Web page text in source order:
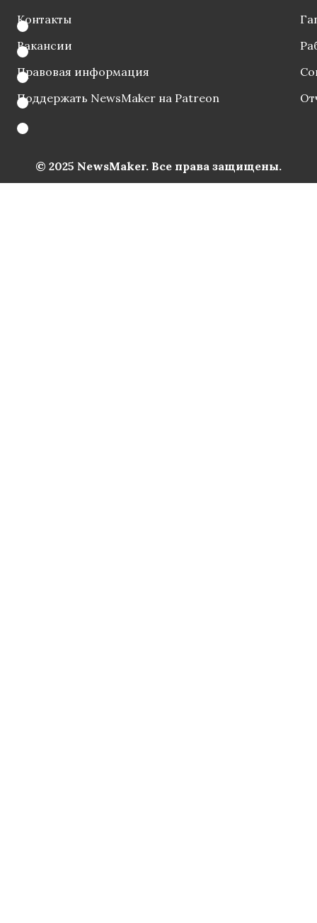
Контакты
Вакансии
Правовая информация
Поддержать NewsMaker на Patreon
© 2025 NewsMaker. Все права защищены.